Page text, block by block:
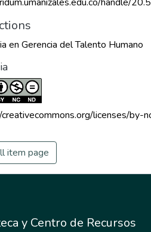
en Gerencia del Talento Humano
licenses/by-
item page
y Centro de Recursos